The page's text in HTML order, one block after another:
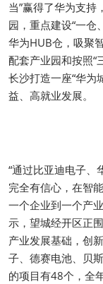
当”赢得了华为支
园，重点建设“一仓
华为HUB仓，吸聚
配套产业园和按照“
长沙打造一座“华为
益、高就业发展。
“通过比亚迪电子、
完全有信心，在智
一个企业到一个产
示，望城经开区正
产业发展基础，创
子、德赛电池、贝
的项目有48个，全